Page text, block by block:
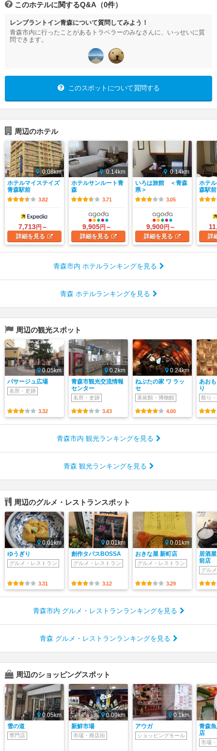
このホテルに関するQ&A（0件）
レンブラントイン青森について質問してみよう！
青森市内に行ったことがあるトラベラーのみなさんに、いっせいに質
問できます。
このスポットについて質問する
周辺のホテル
0.08km
ホテルマイステイズ
青森駅前
3.82
7,713円～
詳細を見る
0.14km
ホテルサンルート青
森
3.71
9,905円～
詳細を見る
0.14km
いろは旅館 ＜青森
県＞
3.05
9,900円～
詳細を見る
ホテ
森駅前
詳
青森市内 ホテルランキングを見る
青森 ホテルランキングを見る
周辺の観光スポット
0.05km
パサージュ広場
名所・史跡
3.32
0.2km
青森市観光交流情報
センター
名所・史跡
3.43
0.24km
ねぶたの家 ワ ラッ
セ
美術館・博物館
4.00
あお
り
祭り
青森市内 観光ランキングを見る
青森 観光ランキングを見る
周辺のグルメ・レストランスポット
0.01km
ゆうぎり
グルメ・レストラン
3.31
0.01km
創作タパスBOSSA
グルメ・レストラン
3.12
0.01km
おきな屋 新町店
グルメ・レストラン
3.29
居酒
前店
グル
青森市内 グルメ・レストランランキングを見る
青森 グルメ・レストランランキングを見る
周辺のショッピングスポット
0.05km
雪の道
専門店
0.09km
新鮮市場
市場・商店街
0.1km
アウガ
ショッピングモール
青森
店
市場